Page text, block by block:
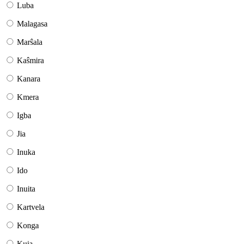
Luba
Malagasa
Marŝala
Kaŝmira
Kanara
Kmera
Igba
Jia
Inuka
Ido
Inuita
Kartvela
Konga